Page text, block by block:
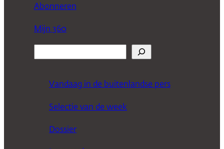
Abonneren
Mijn 360
Vandaag in de buitenlandse pers
Selectie van de week
Dossier